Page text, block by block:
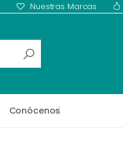
Nuestras Marcas
Conócenos